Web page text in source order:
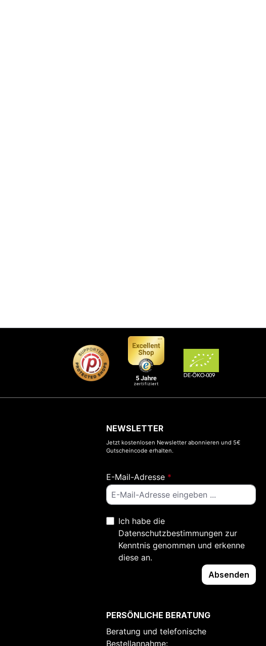
NEWSLETTER
Jetzt kostenlosen Newsletter abonnieren und 5€
Gutscheincode erhalten.
E-Mail-Adresse *
Ich habe die
Datenschutzbestimmungen zur
Kenntnis genommen und erkenne
diese an.
Absenden
PERSÖNLICHE BERATUNG
Beratung und telefonische
Bestellannahme: